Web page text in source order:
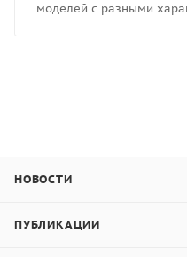
моделей с разными
НОВОСТИ
ПУБЛИКАЦИИ